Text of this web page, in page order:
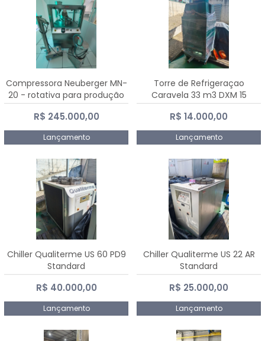
Compressora Neuberger MN-
20 - rotativa para produção
de comprimidos
R$ 245.000,00
Lançamento
Torre de Refrigeraçao
Caravela 33 m3 DXM 15
R$ 14.000,00
Lançamento
Chiller Qualiterme US 60 PD9
Standard
R$ 40.000,00
Lançamento
Chiller Qualiterme US 22 AR
Standard
R$ 25.000,00
Lançamento